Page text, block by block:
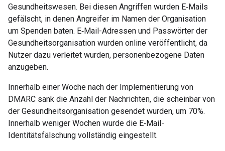
Gesundheitswesen. Bei diesen Angriffen wurden E‑Mails
gefälscht, in denen Angreifer im Namen der Organisation
um Spenden baten. E‑Mail-Adressen und Passwörter der
Gesundheitsorganisation wurden online veröffentlicht, da
Nutzer dazu verleitet wurden, personenbezogene Daten
anzugeben.
Innerhalb einer Woche nach der Implementierung von
DMARC sank die Anzahl der Nachrichten, die scheinbar von
der Gesundheitsorganisation gesendet wurden, um 70%.
Innerhalb weniger Wochen wurde die E‑Mail-
Identitätsfälschung vollständig eingestellt.